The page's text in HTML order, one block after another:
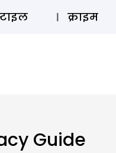
ऑडियो
क्राइम
Guide